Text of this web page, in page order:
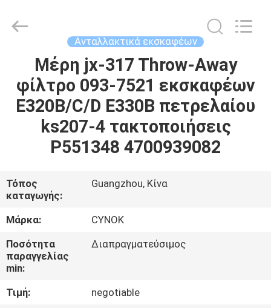
ΣΠΊΤΙ
ΠΡΟΪΌΝΤΑ
ΠΕΡΊΠΟΥ
ΓΎΡΟΣ
ΕΡΓΟΣΤΑΣΊΩΝ
ΠΟΙΟΤΙΚΌΣ
Trade
Ανταλλακτικά εκσκαφέων
Μέρη jx-317 Throw-Away
φίλτρο 093-7521 εκσκαφέων
E320B/C/D E330B πετρελαίου
ks207-4 τακτοποιήσεις
P551348 4700939082
Τόπος
καταγωγής:
Guangzhou, Κίνα
Μάρκα:
CYNOK
Ποσότητα
παραγγελίας
min:
Διαπραγματεύσιμος
Τιμή:
negotiable